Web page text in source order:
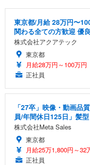
東京都/月給 28万円〜
関わる全ての方歓迎 優
株式会社アクアテック
東京都
月給28万円～100万円
正社員
「27卒」映像・動画品
員/年間休日125日」髪
株式会社Meta Sales
東京都
月給25万1,800円～32
正社員